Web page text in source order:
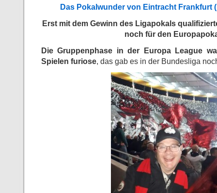
Das Pokalwunder von Eintracht Frankfurt
Erst mit dem Gewinn des Ligapokals
noch für den
Die Gruppenphase in der Europa League
Spielen furiose, das gab es in der Bundesliga